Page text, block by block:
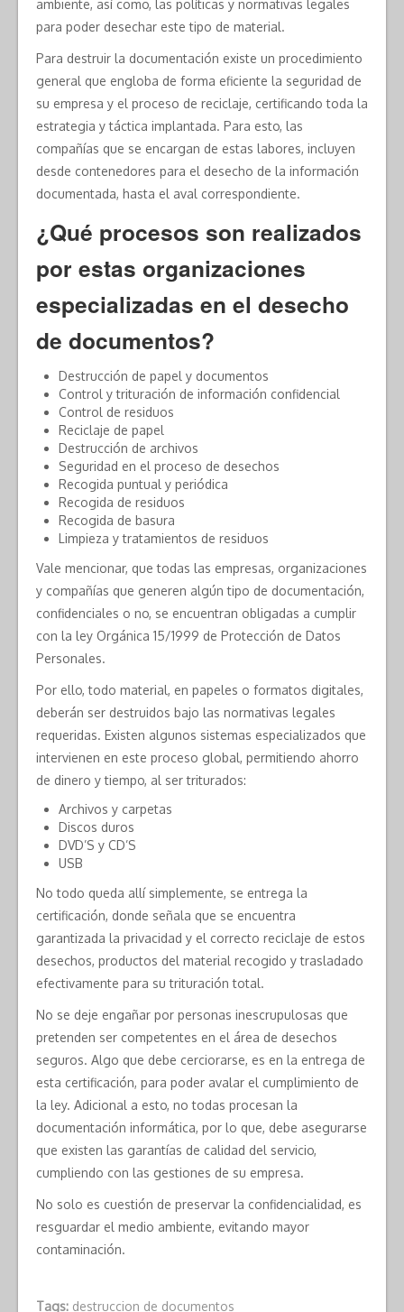
ambiente, así como, las políticas y normativas legales
para poder desechar este tipo de material.
Para destruir la documentación existe un procedimiento
general que engloba de forma eficiente la seguridad de
su empresa y el proceso de reciclaje, certificando toda la
estrategia y táctica implantada. Para esto, las
compañías que se encargan de estas labores, incluyen
desde contenedores para el desecho de la información
documentada, hasta el aval correspondiente.
¿Qué procesos son realizados
por estas organizaciones
especializadas en el desecho
de documentos?
Destrucción de papel y documentos
Control y trituración de información confidencial
Control de residuos
Reciclaje de papel
Destrucción de archivos
Seguridad en el proceso de desechos
Recogida puntual y periódica
Recogida de residuos
Recogida de basura
Limpieza y tratamientos de residuos
Vale mencionar, que todas las empresas, organizaciones
y compañías que generen algún tipo de documentación,
confidenciales o no, se encuentran obligadas a cumplir
con la ley Orgánica 15/1999 de Protección de Datos
Personales.
Por ello, todo material, en papeles o formatos digitales,
deberán ser destruidos bajo las normativas legales
requeridas. Existen algunos sistemas especializados que
intervienen en este proceso global, permitiendo ahorro
de dinero y tiempo, al ser triturados:
Archivos y carpetas
Discos duros
DVD’S y CD’S
USB
No todo queda allí simplemente, se entrega la
certificación, donde señala que se encuentra
garantizada la privacidad y el correcto reciclaje de estos
desechos, productos del material recogido y trasladado
efectivamente para su trituración total.
No se deje engañar por personas inescrupulosas que
pretenden ser competentes en el área de desechos
seguros. Algo que debe cerciorarse, es en la entrega de
esta certificación, para poder avalar el cumplimiento de
la ley. Adicional a esto, no todas procesan la
documentación informática, por lo que, debe asegurarse
que existen las garantías de calidad del servicio,
cumpliendo con las gestiones de su empresa.
No solo es cuestión de preservar la confidencialidad, es
resguardar el medio ambiente, evitando mayor
contaminación.
Tags: destruccion de documentos